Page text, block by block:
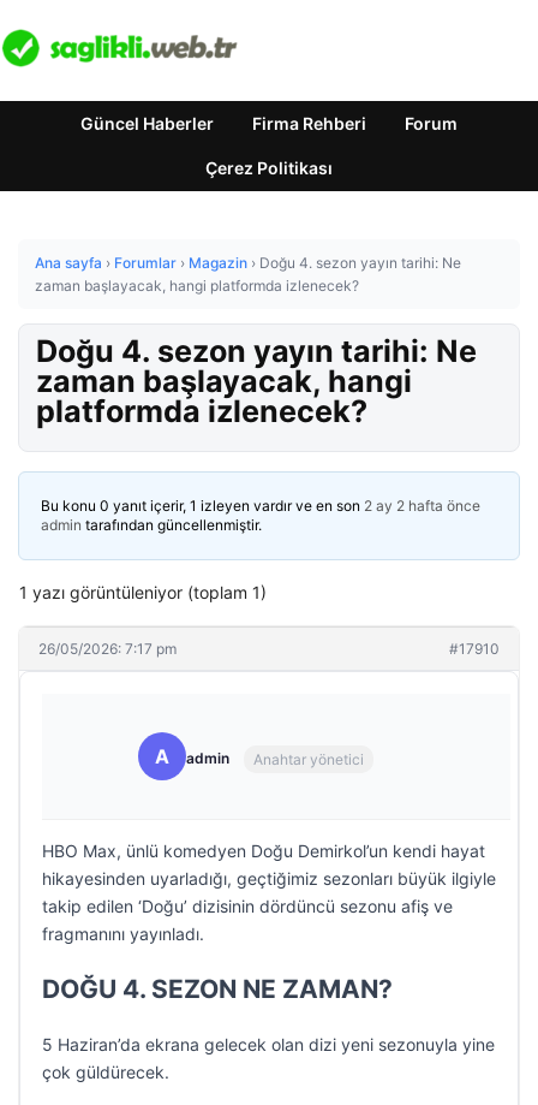
Güncel Haberler Firma Rehberi Forum
Çerez Politikası
Ana sayfa › Forumlar › Magazin › Doğu 4. sezon yayın tarihi: Ne
zaman başlayacak, hangi platformda izlenecek?
Doğu 4. sezon yayın tarihi: Ne
zaman başlayacak, hangi
platformda izlenecek?
Bu konu 0 yanıt içerir, 1 izleyen vardır ve en son 2 ay 2 hafta önce
admin tarafından güncellenmiştir.
1 yazı görüntüleniyor (toplam 1)
26/05/2026: 7:17 pm #17910
A admin Anahtar yönetici
HBO Max, ünlü komedyen Doğu Demirkol’un kendi hayat
hikayesinden uyarladığı, geçtiğimiz sezonları büyük ilgiyle
takip edilen ‘Doğu’ dizisinin dördüncü sezonu afiş ve
fragmanını yayınladı.
DOĞU 4. SEZON NE ZAMAN?
5 Haziran’da ekrana gelecek olan dizi yeni sezonuyla yine
çok güldürecek.